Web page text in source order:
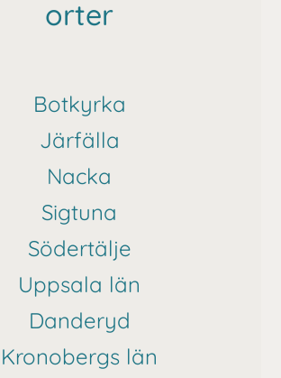
orter
Botkyrka
Järfälla
Nacka
Sigtuna
Södertälje
Uppsala län
Danderyd
Kronobergs län